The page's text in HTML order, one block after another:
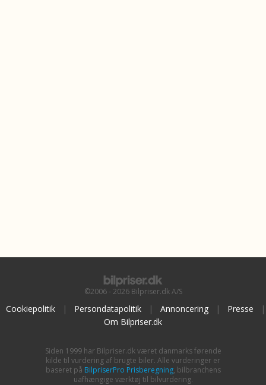
©2006 - 2026 Bilpriser.dk A/S
Cookiepolitik | Persondatapolitik | Annoncering | Presse
|
Om Bilpriser.dk
Siden 1999 har Bilpriser.dk været danmarks førende
kilde til vurdering af brugte biler. Alle vurderinger er
baseret på BilpriserPro Prisberegning, bilbranchens
uafhængige værktøj til bilvurdering.